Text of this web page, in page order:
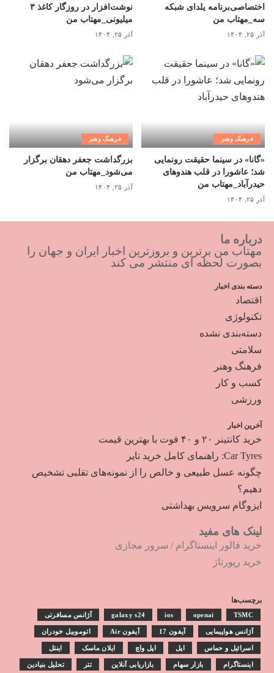
اختصاصی‌برنامه یلدای شبکه
سه_مهتاب من
آذر ۲۵, ۱۴۰۴
نوشت‌افزار در روزگار کاغذ ۳
میلیونی_مهتاب من
آذر ۲۵, ۱۴۰۴
فرهنگ وهنر
«گانا» در سینما حقیقت رونمایی
شد؛ عاشورا در قلب هندوهای
حیدرآباد_مهتاب من
آذر ۲۵, ۱۴۰۴
فرهنگ وهنر
بزرگداشت جعفر دهقان برگزار
می‌شود_مهتاب من
آذر ۲۵, ۱۴۰۴
درباره ما
مهتاب من برترین و بروزترین اخبار ایران و جهان را
بصورت لحظه ای منتشر می کند
دسته بندی اخبار
اقتصاد
تکنولوژی
دسته‌بندی نشده
سلامتی
فرهنگ وهنر
کسب و کار
ورزشی
آخرین اخبار
خرید کانتینر ۲۰ و ۴۰ فوت با بهترین قیمت
Car Tyres: راهنمای کامل خرید تایر
چگونه عسل طبیعی و خالص را از نمونه‌های تقلبی تشخیص
دهیم؟
ایزوگام سرویس بهداشتی
لینک های مفید
خرید فالور اینستاگرام / سرور مجازی
خرید رپورتاژ
برچسب‌ها
galaxy s24 ios openai TSMC آژانس مسافرتی
آژانس هواپیمایی آیفون 17 آیفون Air اتوموبیل خودران
اسرائیل و حماس اپل اپل واچ ایلان ماسک اینتل
اینستاگرام بازار سهام بازاریابی آنلاین تتر تحلیل بنیادین